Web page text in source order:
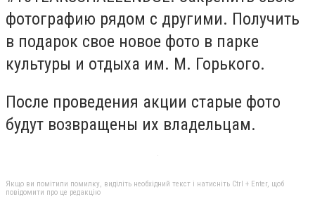
фотографию рядом с другими. Получить
в подарок свое ​​новое фото в парке
культуры и отдыха им. М. Горького.
После проведения акции старые фото
будут возвращены их владельцам.
Якщо ви помітили помилку, виділіть необхідний текст і натисніть Ctrl + Enter, щоб
повідомити про це редакцію